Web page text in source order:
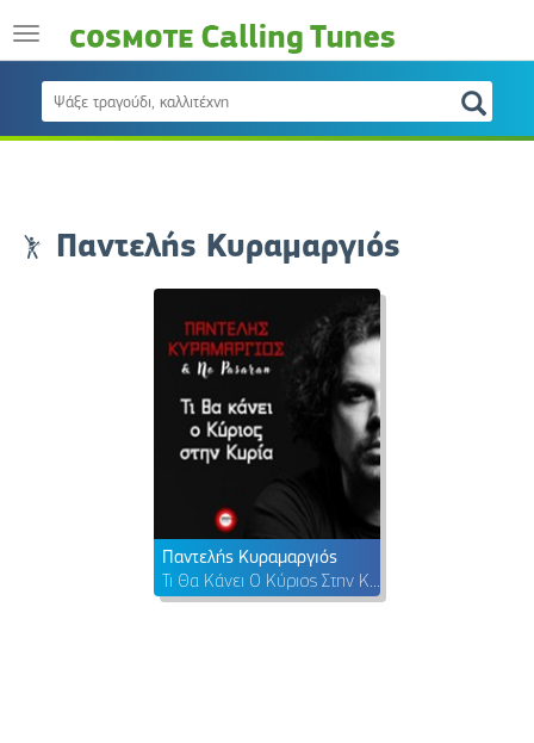
Παντελής Κυραμαργιός
Παντελής Κυραμαργιός